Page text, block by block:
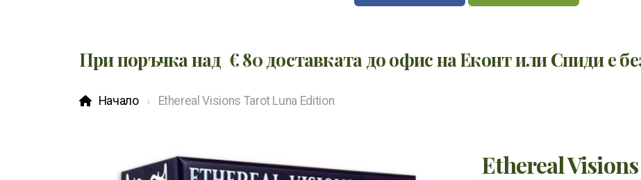
При поръчка над € 80 доставката до офис на Еконт или Спиди е
Начало Ethereal Visions Tarot Luna Edition
Ethereal